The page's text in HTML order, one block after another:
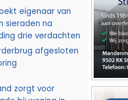
eigenaar van
sieraden na
drie verdachten
afgesloten
zorgt voor